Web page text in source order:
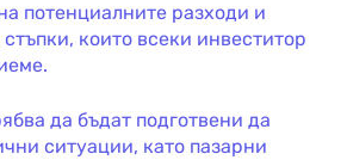
потенциалните разходи и
които всеки инвеститор
да бъдат подготвени да
ситуации, като пазарни